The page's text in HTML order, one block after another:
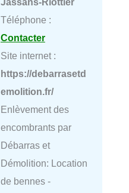
Téléphone :
Contacter
Site internet :
https://debarrasetd
emolition.fr/
Enlèvement des
encombrants par
Débarras et
Démolition: Location
de bennes -